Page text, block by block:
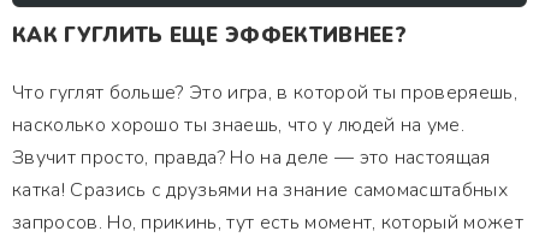
КАК ГУГЛИТЬ ЕЩЕ ЭФФЕКТИВНЕЕ?
Что гуглят больше? Это игра, в которой ты проверяешь,
насколько хорошо ты знаешь, что у людей на уме.
Звучит просто, правда? Но на деле — это настоящая
катка! Сразись с друзьями на знание самомасштабных
запросов. Но, прикинь, тут есть момент, который может